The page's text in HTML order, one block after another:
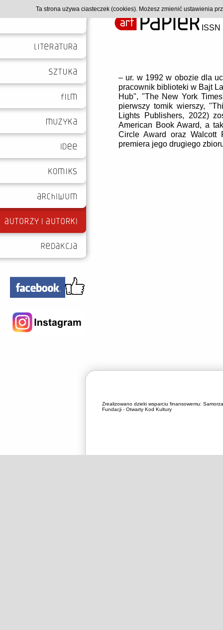
– ur. w 1992 w obozie dla
pracownik biblioteki w Bajt
Hub", "The New York
pierwszy tomik wierszy, "
Lights Publishers, 2022)
American Book Award, a
Circle Award oraz Walcott
premiera jego drugiego
Zrealizowano dzieki wsparciu finansowemu:
Fundacji - Otwarty Kod Kultury
Ta strona używa ciasteczek (cookies). Możesz zmienić ustawienia